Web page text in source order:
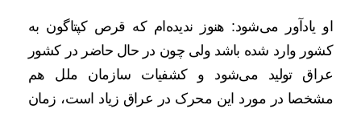
او یادآور می‌شود: هنوز ندیده‌ام که قرص کپتاگون به
کشور وارد شده باشد ولی چون در حال حاضر در کشور
عراق تولید می‌شود و کشفیات سازمان ملل هم
مشخصا در مورد این محرک در عراق زیاد است، زمان